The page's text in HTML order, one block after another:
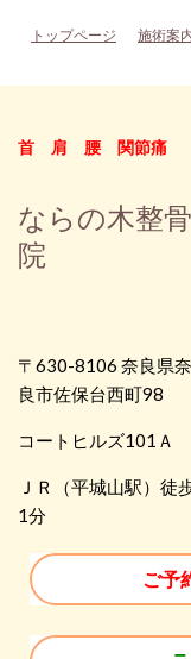
トップページ 施術案
首 肩 腰 関節痛
ならの木整骨
院
〒630-8106 奈良県奈
良市佐保台西町98
コートヒルズ101Ａ
ＪＲ（平城山駅）徒
1分
ご予